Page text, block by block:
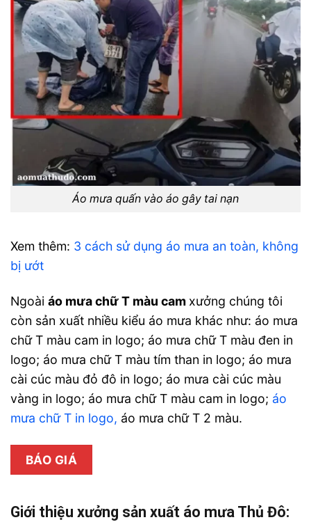
Áo mưa quấn vào áo gây tai nạn
Xem thêm: 3 cách sử dụng áo mưa an toàn, không
bị ướt
Ngoài áo mưa chữ T màu cam xưởng chúng tôi
còn sản xuất nhiều kiểu áo mưa khác như: áo mưa
chữ T màu cam in logo; áo mưa chữ T màu đen in
logo; áo mưa chữ T màu tím than in logo; áo mưa
cài cúc màu đỏ đô in logo; áo mưa cài cúc màu
vàng in logo; áo mưa chữ T màu cam in logo; áo
mưa chữ T in logo, áo mưa chữ T 2 màu.
BÁO GIÁ
Giới thiệu xưởng sản xuất áo mưa Thủ Đô: